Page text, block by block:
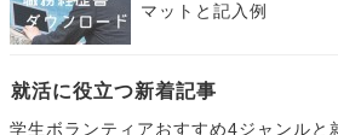
マットと記入例
就活に役立つ新着記事
学生ボランティアおすすめ4ジャンルと